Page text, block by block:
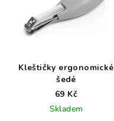
Kleštičky ergonomické
šedé
69 Kč
Skladem